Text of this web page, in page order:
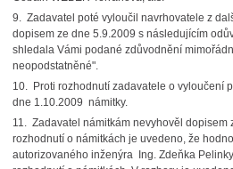
9. Zadavatel poté vyloučil navrhovatele z
dopisem ze dne 5.9.2009 s následujícím
shledala Vámi podané zdůvodnění
neopodstatněné".
10. Proti rozhodnutí zadavatele o vyloučení
dne 1.10.2009 námitky.
11. Zadavatel námitkám nevyhověl dopisem
rozhodnutí o námitkách je uvedeno, že
autorizovaného inženýra Ing. Zdeňka